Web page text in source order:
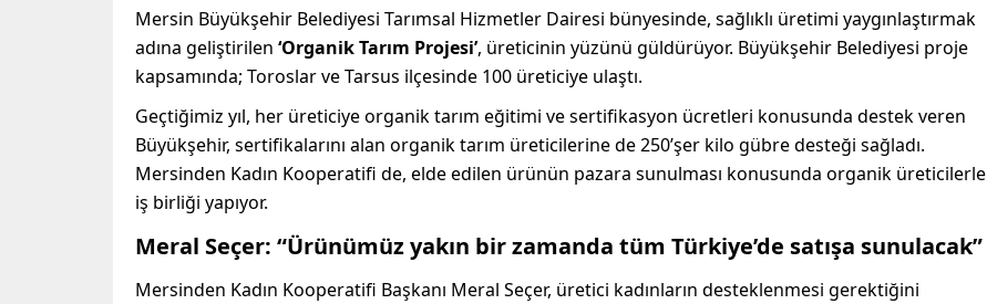
Mersin Büyükşehir Belediyesi Tarımsal Hizmetler Dairesi bünyesinde, sağlıklı üretimi yaygınlaştırmak
adına geliştirilen ‘Organik Tarım Projesi’, üreticinin yüzünü güldürüyor. Büyükşehir Belediyesi proje
kapsamında; Toroslar ve Tarsus ilçesinde 100 üreticiye ulaştı.
Geçtiğimiz yıl, her üreticiye organik tarım eğitimi ve sertifikasyon ücretleri konusunda destek veren
Büyükşehir, sertifikalarını alan organik tarım üreticilerine de 250’şer kilo gübre desteği sağladı.
Mersinden Kadın Kooperatifi de, elde edilen ürünün pazara sunulması konusunda organik üreticilerle
iş birliği yapıyor.
Meral Seçer: “Ürünümüz yakın bir zamanda tüm Türkiye’de satışa sunulacak”
Mersinden Kadın Kooperatifi Başkanı Meral Seçer, üretici kadınların desteklenmesi gerektiğini